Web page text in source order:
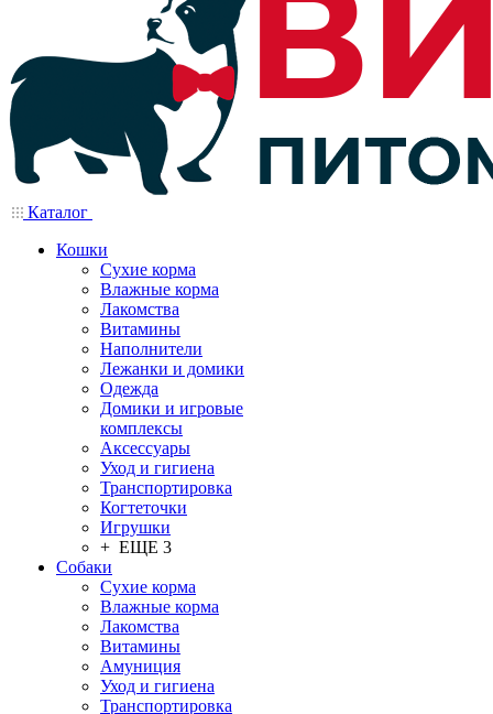
Каталог
Кошки
Сухие корма
Влажные корма
Лакомства
Витамины
Наполнители
Лежанки и домики
Одежда
Домики и игровые
комплексы
Аксессуары
Уход и гигиена
Транспортировка
Когтеточки
Игрушки
+ ЕЩЕ 3
Собаки
Сухие корма
Влажные корма
Лакомства
Витамины
Амуниция
Уход и гигиена
Транспортировка